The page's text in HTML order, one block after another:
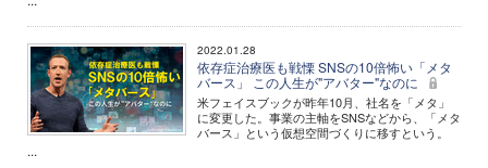
2022.01.28
依存症治療医も戦慄 SNSの10倍怖い「メタ
バース」 この人生が"アバター"なのに
米フェイスブックが昨年10月、社名を「メタ」
に変更した。事業の主軸をSNSなどから、「メタ
バース」という仮想空間づくりに移すという。
...